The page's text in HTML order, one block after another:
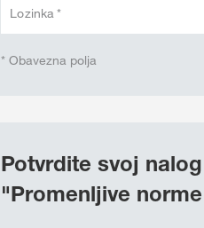
Lozinka *
* Obavezna polja
Potvrdite svoj
"Promenljive